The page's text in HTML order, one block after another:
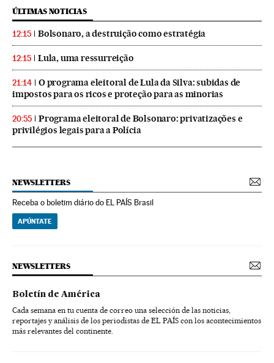
ÚLTIMAS NOTICIAS
12:15 Bolsonaro, a destruição como estratégia
12:15 Lula, uma ressurreição
21:14
O programa eleitoral de Lula da Silva: subidas de
impostos para os ricos e proteção para as minorias
20:55
Programa eleitoral de Bolsonaro: privatizações e
privilégios legais para a Polícia
NEWSLETTERS
Receba o boletim diário do EL PAÍS Brasil
APÚNTATE
NEWSLETTERS
Boletín de América
Cada semana en tu cuenta de correo una selección de las noticias,
reportajes y análisis de los periodistas de EL PAÍS con los acontecimientos
más relevantes del continente.